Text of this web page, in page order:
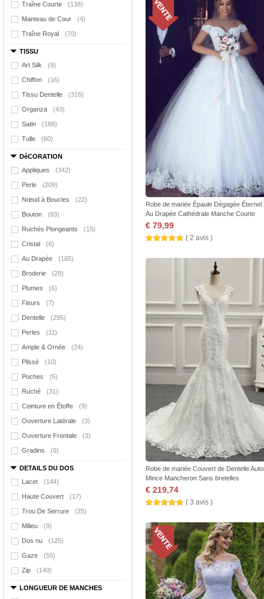
Traîne Courte (138)
Manteau de Cour (4)
Traîne Royal (70)
TISSU
Art Silk
(9)
Chiffon (16)
Tissu Dentelle (316)
Organza (43)
Satin (188)
Tulle (60)
DéCORATION
Appliques
(342)
Perle (209)
Nœud à Boucles (22)
Bouton (83)
Ruchés Plongeants (15)
Cristal (6)
Au Drapée (165)
Broderie (29)
Plumes (6)
Fleurs (7)
Dentelle (295)
Perles (11)
Ample & Ornée (24)
Plissé (10)
Poches (5)
Ruché (31)
Ceinture en Étoffe (9)
Ouverture Latérale (3)
Ouverture Frontale (3)
Gradins (6)
DETAILS DU DOS
Lacet
(144)
Haute Couvert (17)
Trou De Serrure (25)
Milieu (9)
Dos nu (125)
Gaze (55)
Zip (140)
LONGUEUR DE MANCHES
Robe de mariée Épaule Dégagée Éternel
Au Drapée Cathédrale Manche Courte
€ 79,99
( 2 avis )
Robe de mariée Couvert de Dentelle
Mince Mancheron Sans bretelles
€ 219,74
( 3 avis )